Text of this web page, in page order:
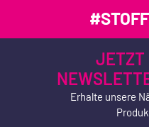
JETZT
Erhalte unsere